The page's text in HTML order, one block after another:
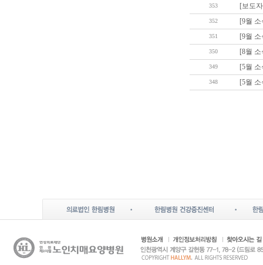
353
352 [9월
351 [9월
350 [8월
349 [5월
348 [5월